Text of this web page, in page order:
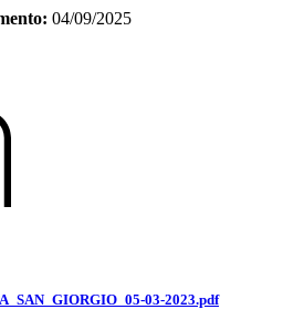
04/09/2025
03-2023.pdf